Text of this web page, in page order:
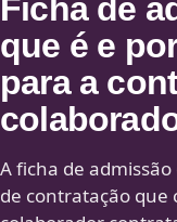
Ficha de
que é e
para a
A ficha de
de contratação que